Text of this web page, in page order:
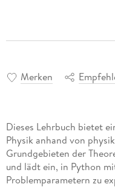
Merken
Dieses Lehrbuch bietet
Physik anhand von
Grundgebieten der
und lädt ein, in Python
Problemparametern zu